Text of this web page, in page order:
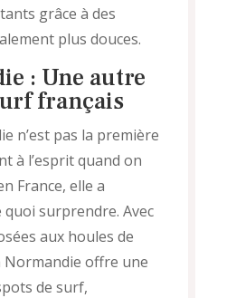
grâce à des
plus douces.
: Une autre
français
n’est pas la première
à l’esprit quand on
France, elle a
quoi surprendre. Avec
aux houles de
Normandie offre une
de surf,